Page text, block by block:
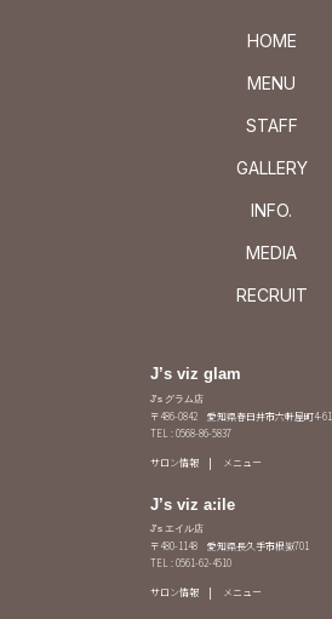
HOME
MENU
STAFF
GALLERY
INFO.
MEDIA
RECRUIT
J’s viz glam
J's グラム店
〒486-0842 愛知県春日井市六軒屋町4-61
TEL : 0568-86-5837
サロン情報 メニュー
J’s viz a:ile
J's エイル店
〒480-1148 愛知県長久手市根嶽701
TEL : 0561-62-4510
サロン情報 メニュー